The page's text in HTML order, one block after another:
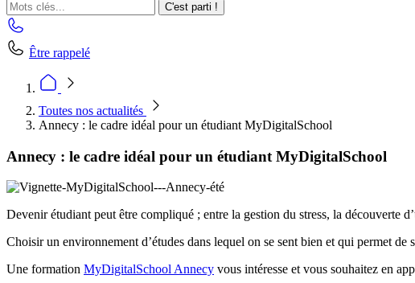
C'est parti !
Être rappelé
Toutes nos actualités
Annecy : le cadre idéal pour un étudiant MyDigitalSchool
Annecy : le cadre idéal pour un étudiant MyDigitalSchool
Devenir étudiant peut être compliqué ; entre la gestion du stress, la découverte
Choisir un environnement d’études dans lequel on se sent bien et qui permet de
Une formation MyDigitalSchool Annecy vous intéresse et vous souhaitez en